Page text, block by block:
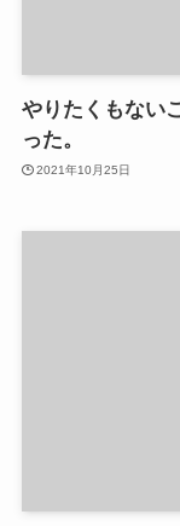
やりたくもない
った。
2021年10月25日